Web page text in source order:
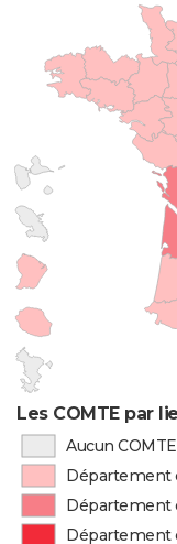
Les COMTE par
Aucun
Département
Département
Département